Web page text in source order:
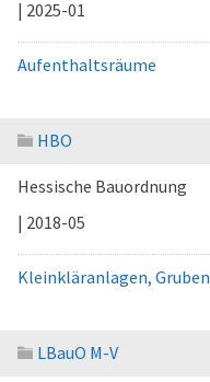
| 2025-01
Aufenthaltsräume
HBO
Hessische Bauordnung
| 2018-05
Kleinkläranlagen, Gruben
LBauO M-V